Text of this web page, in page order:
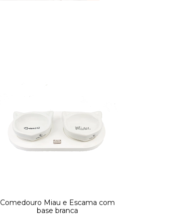
Comedouro Miau e Escama com
base branca